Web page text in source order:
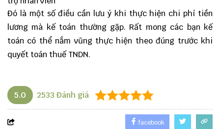
Đó là một số điều cần lưu ý khi thực hiện chi phí tiền
lương mà kế toán thường gặp. Rất mong các bạn kế
toán có thể nắm vũng thực hiện theo đúng trước khi
quyết toán thuế TNDN.
5.0 2533 Đánh giá
facebook